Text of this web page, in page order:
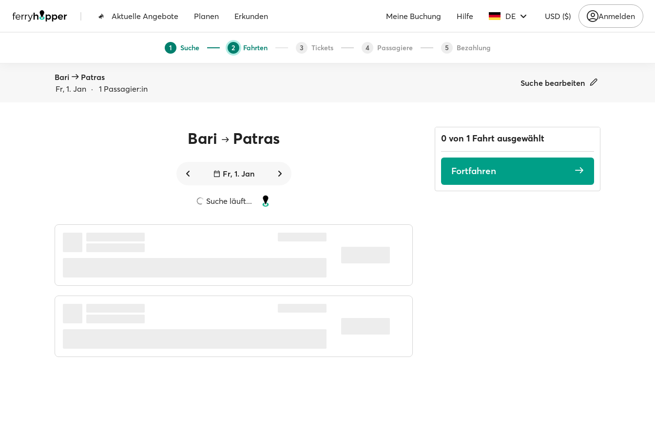
| Aktuelle Angebote Planen Erkunden Meine Buchung Hilfe DE USD ($) Anmelden
1 Suche 2 Fahrten 3 Tickets 4 Passagiere 5 Bezahlung
Bari
Patras
Fr, 1. Jan · 1 Passagier:in
Suche bearbeiten
Bari Patras
Fr, 1. Jan
Suche läuft...
0 von 1 Fahrt ausgewählt
Fortfahren